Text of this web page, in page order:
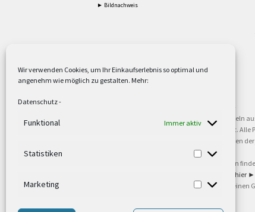
Wir verwenden Cookies, um Ihr Einkaufserlebnis so optimal und
angenehm wie möglich zu gestalten. Mehr:
Datenschutz-
Funktional Immer aktiv
Statistiken
Marketing
► Bildnachweis
Versandkostenfrei ab 59,90 € Nettowarenwert. Inseln
oder gewerblichen Tätigkeit. Kein Verkauf an privat.
sind Warenzeichen oder eingetragene Warenzeichen
Weitere Informationen und Zahlungsbedingungen
hier ►
Ab 79,- Nettowarenwert. Es gelten unsere
©2002-2021 TEUTO LICHT GmbH